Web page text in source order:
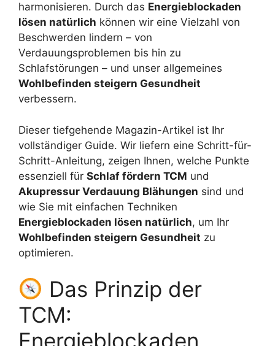
harmonisieren. Durch das Energieblockaden
lösen natürlich können wir eine Vielzahl von
Beschwerden lindern – von
Verdauungsproblemen bis hin zu
Schlafstörungen – und unser allgemeines
Wohlbefinden steigern Gesundheit
verbessern.
Dieser tiefgehende Magazin-Artikel ist Ihr
vollständiger Guide. Wir liefern eine Schritt-für-
Schritt-Anleitung, zeigen Ihnen, welche Punkte
essenziell für Schlaf fördern TCM und
Akupressur Verdauung Blähungen sind und
wie Sie mit einfachen Techniken
Energieblockaden lösen natürlich, um Ihr
Wohlbefinden steigern Gesundheit zu
optimieren.
Das Prinzip der
TCM:
Energieblockaden